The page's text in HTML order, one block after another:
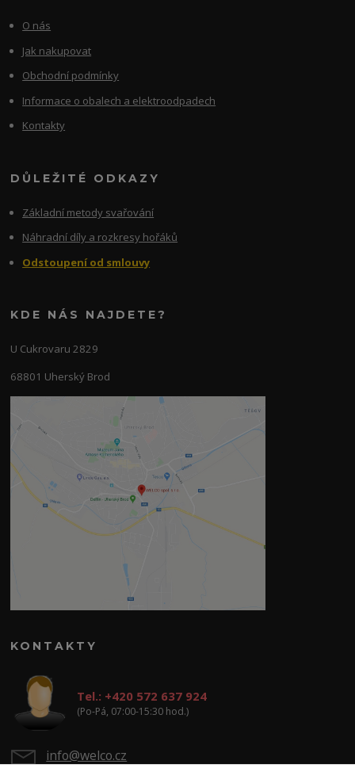
O nás
Jak nakupovat
Obchodní podmínky
Informace o obalech a elektroodpadech
Kontakty
DŮLEŽITÉ ODKAZY
Základní metody svařování
Náhradní díly a rozkresy hořáků
Odstoupení od smlouvy
KDE NÁS NAJDETE?
U Cukrovaru 2829
68801 Uherský Brod
KONTAKTY
Tel.: +420 572 637 924
(Po-Pá, 07:00-15:30 hod.)
info@welco.cz